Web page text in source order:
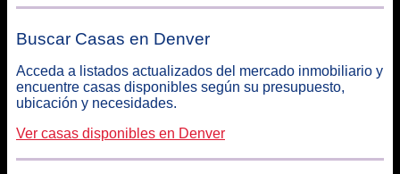
Buscar Casas en Denver
Acceda a listados actualizados del mercado inmobiliario y
encuentre casas disponibles según su presupuesto,
ubicación y necesidades.
Ver casas disponibles en Denver